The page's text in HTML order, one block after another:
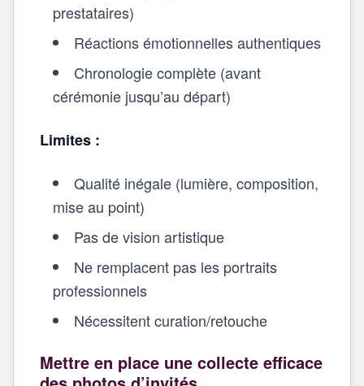
prestataires)
Réactions émotionnelles authentiques
Chronologie complète (avant
cérémonie jusqu’au départ)
Limites :
Qualité inégale (lumière, composition,
mise au point)
Pas de vision artistique
Ne remplacent pas les portraits
professionnels
Nécessitent curation/retouche
Mettre en place une collecte efficace